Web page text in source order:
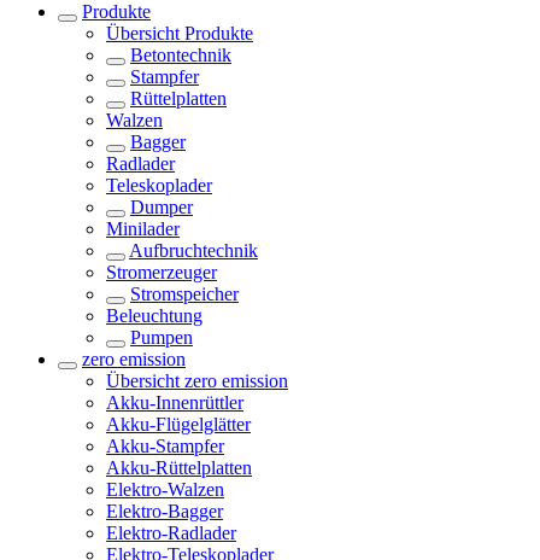
Produkte
Übersicht Produkte
Betontechnik
Stampfer
Rüttelplatten
Walzen
Bagger
Radlader
Teleskoplader
Dumper
Minilader
Aufbruchtechnik
Stromerzeuger
Stromspeicher
Beleuchtung
Pumpen
zero emission
Übersicht zero emission
Akku-Innenrüttler
Akku-Flügelglätter
Akku-Stampfer
Akku-Rüttelplatten
Elektro-Walzen
Elektro-Bagger
Elektro-Radlader
Elektro-Teleskoplader